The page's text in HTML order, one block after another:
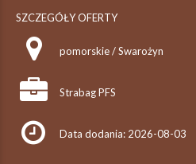
SZCZEGÓŁY OFERTY
pomorskie / Swarożyn
Strabag PFS
Data dodania: 2026-08-03